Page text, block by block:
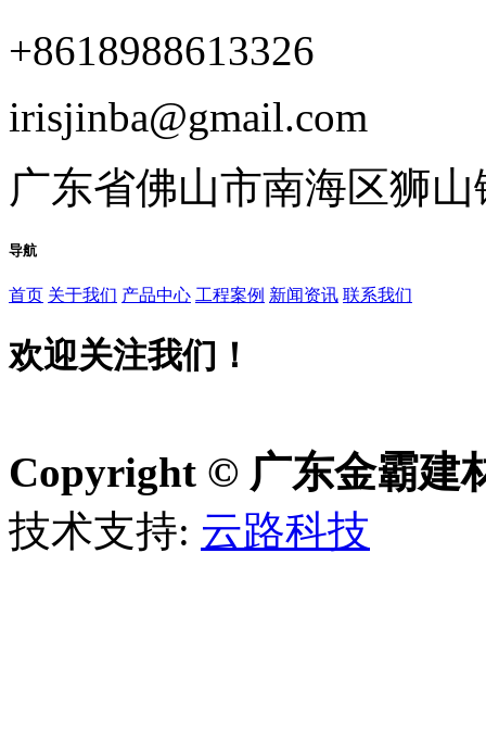
+8618988613326
irisjinba@gmail.com
广东省佛山市南海区狮
导航
首页 关于我们 产品中心 工程案例 新闻资讯 联系我们
欢迎关注我们！
Copyright © 广东金霸建
技术支持: 云路科技